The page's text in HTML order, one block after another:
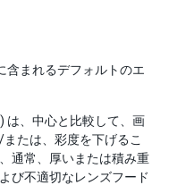
含まれるデフォルトのエ
は、中心と比較して、画
たは、彩度を下げるこ
通常、厚いまたは積み重
び不適切なレンズフード